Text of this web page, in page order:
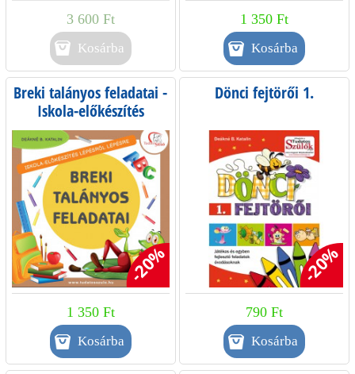
3 600 Ft
Kosárba
1 350 Ft
Breki talányos feladatai -
Iskola-előkészítés
lépésről lépésre
-20%
1 350 Ft
Dönci fejtörői 1.
-20%
790 Ft